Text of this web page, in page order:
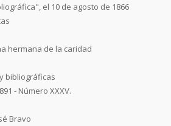
el 10 de agosto de 1866
hermana de la caridad
bibliográficas
- Número XXXV.
Bravo